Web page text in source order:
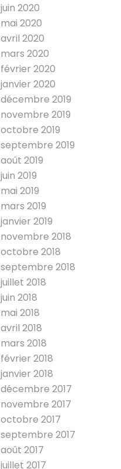
juin 2020
mai 2020
avril 2020
mars 2020
février 2020
janvier 2020
décembre 2019
novembre 2019
octobre 2019
septembre 2019
août 2019
juin 2019
mai 2019
mars 2019
janvier 2019
novembre 2018
octobre 2018
septembre 2018
juillet 2018
juin 2018
mai 2018
avril 2018
mars 2018
février 2018
janvier 2018
décembre 2017
novembre 2017
octobre 2017
septembre 2017
août 2017
juillet 2017